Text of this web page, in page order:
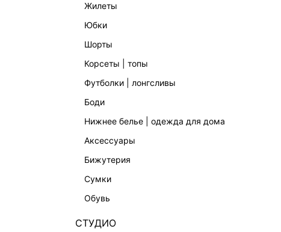
жилеты
юбки
шорты
корсеты | топы
футболки | лонгсливы
боди
нижнее белье | одежда для дома
аксессуары
бижутерия
сумки
обувь
СТУДИО